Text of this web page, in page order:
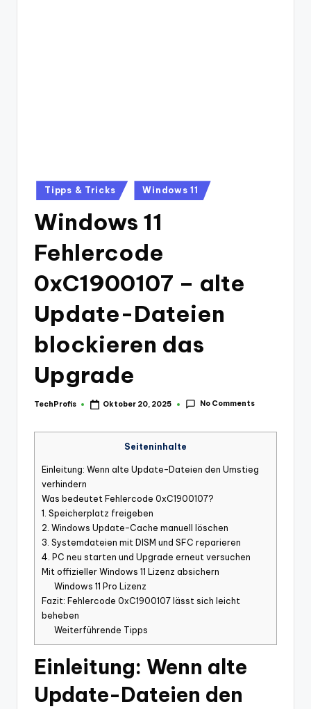
Posted
in
Tipps & Tricks Windows 11
Windows 11
Fehlercode
0xC1900107 – alte
Update-Dateien
blockieren das
Upgrade
Posted
TechProfis Oktober 20, 2025 No Comments
Seiteninhalte
Einleitung: Wenn alte Update-Dateien den Umstieg
verhindern
Was bedeutet Fehlercode 0xC1900107?
1. Speicherplatz freigeben
2. Windows Update-Cache manuell löschen
3. Systemdateien mit DISM und SFC reparieren
4. PC neu starten und Upgrade erneut versuchen
Mit offizieller Windows 11 Lizenz absichern
Windows 11 Pro Lizenz
Fazit: Fehlercode 0xC1900107 lässt sich leicht
beheben
Weiterführende Tipps
Einleitung: Wenn alte
Update-Dateien den